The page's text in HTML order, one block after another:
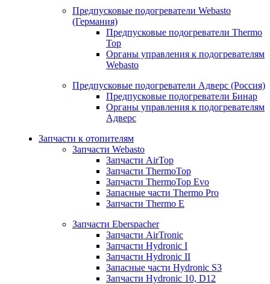
Предпусковые подогреватели Webasto
(Германия)
Предпусковые подогреватели Thermo
Top
Органы управления к подогревателям
Webasto
Предпусковые подогреватели Адверс (Россия)
Предпусковые подогреватели Бинар
Органы управления к подогревателям
Адверс
Запчасти к отопителям
Запчасти Webasto
Запчасти AirTop
Запчасти ThermoTop
Запчасти ThermoTop Evo
Запасные части Thermo Pro
Запчасти Thermo E
Запчасти Eberspacher
Запчасти AirTronic
Запчасти Hydronic I
Запчасти Hydronic II
Запасные части Hydronic S3
Запчасти Hydronic 10, D12